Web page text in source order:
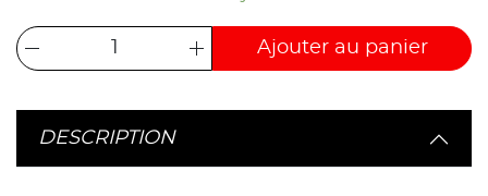
Ajouter au panier
DESCRIPTION